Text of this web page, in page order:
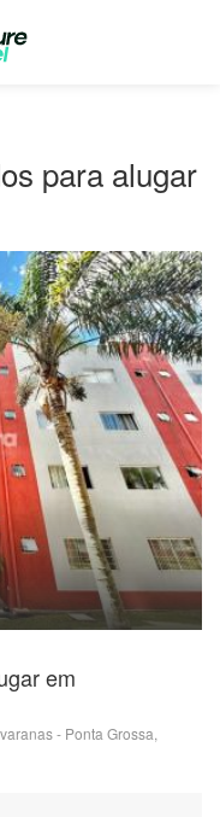
para alugar
em
- Ponta Grossa,